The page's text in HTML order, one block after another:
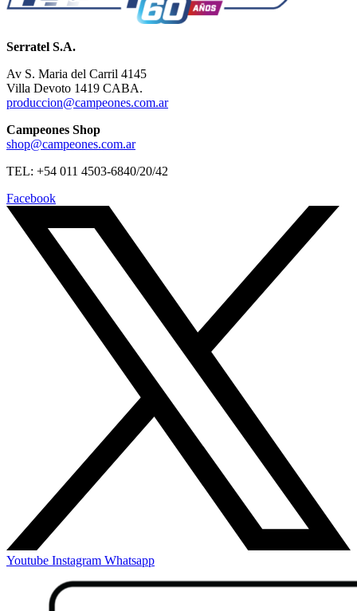
Serratel S.A.
Av S. Maria del Carril 4145
Villa Devoto 1419 CABA.
produccion@campeones.com.ar
Campeones Shop
shop@campeones.com.ar
TEL: +54 011 4503-6840/20/42
Facebook
Youtube Instagram Whatsapp